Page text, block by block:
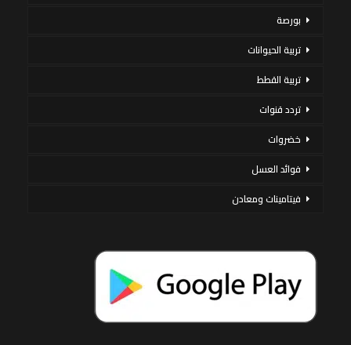
بورصة
تربية الحيوانات
تربية القطط
تردد قنوات
خضروات
فوائد العسل
فيتامينات ومعادن